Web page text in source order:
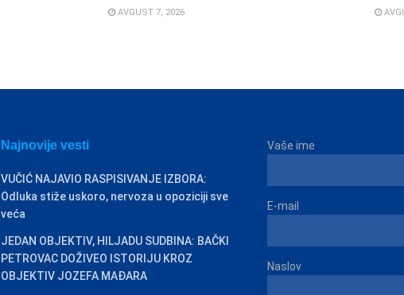
AVGUST 7, 2026
Najnovije vesti
VUČIĆ NAJAVIO RASPISIVANJE IZBORA:
Odluka stiže uskoro, nervoza u opoziciji sve
veća
JEDAN OBJEKTIV, HILJADU SUDBINA: BAČKI
PETROVAC DOŽIVEO ISTORIJU KROZ
OBJEKTIV JOZEFA MAĐARA
Vaše ime
E-mail
Naslov